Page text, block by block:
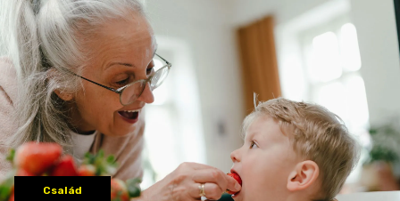
Család